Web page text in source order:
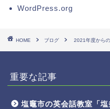
WordPress.org
HOME ブログ 2021年度から
重要な記事
塩竈市の英会話教室「